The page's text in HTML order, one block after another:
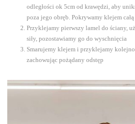
odległości ok 5cm od krawędzi, aby
poza jego obręb. Pokrywamy klejem całą
Przyklejamy pierwszy lamel do ściany,
siły, pozostawiamy go do wyschnięcia
Smarujemy klejem i przyklejamy kolejno
zachowując pożądany odstęp